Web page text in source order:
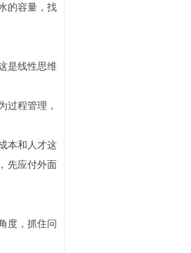
的容量，找
是线性思维
过程管理，
本和人才这
先应付外面
度，抓住问